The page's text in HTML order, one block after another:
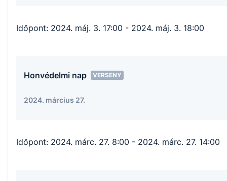
Időpont: 2024. máj. 3. 17:00 - 2024. máj. 3. 18:00
Honvédelmi nap VERSENY
2024. március 27.
Időpont: 2024. márc. 27. 8:00 - 2024. márc. 27. 14:00